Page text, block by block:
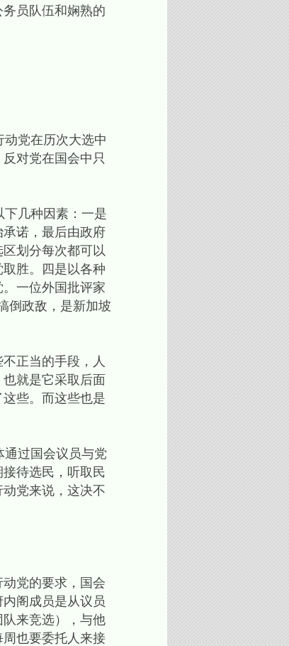
员队伍和娴熟的
党在历次大选中
对党在国会中只
几种因素：一是
诺，最后由政府
划分每次都可以
胜。四是以各种
一位外国批评家
倒政敌，是新加坡
正当的手段，人
就是它采取后面
些。而这些也是
过国会议员与党
待选民，听取民
党来说，这决不
党的要求，国会
阁成员是从议员
来竞选），与他
也要委托人来接